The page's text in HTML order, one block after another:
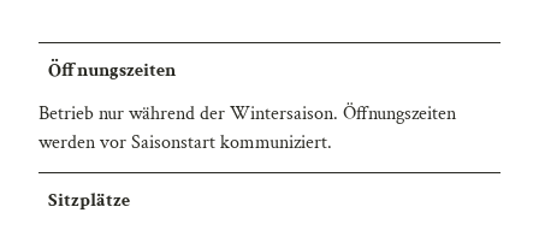
j
p
g
Öffnungszeiten
Betrieb nur während der Wintersaison. Öffnungszeiten
werden vor Saisonstart kommuniziert.
Sitzplätze